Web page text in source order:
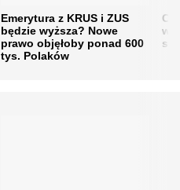
Emerytura z KRUS i ZUS
będzie wyższa? Nowe
prawo objęłoby ponad 600
tys. Polaków
w